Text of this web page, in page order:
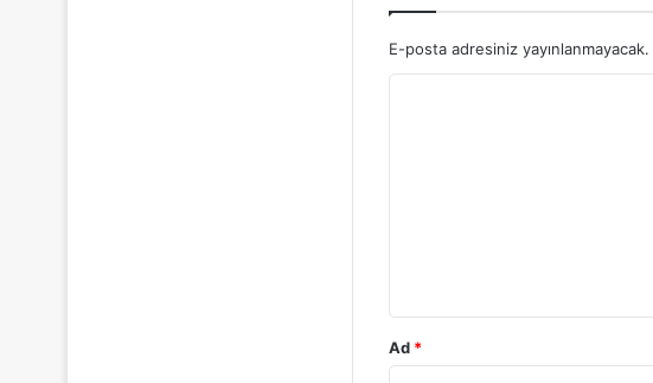
E-posta adresiniz yayınlanmayacak.
Ad *